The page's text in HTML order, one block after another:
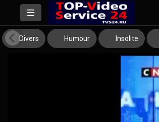
Divers Humour Insolite